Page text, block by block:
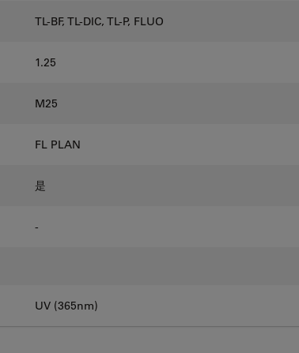
TL-BF, TL-DIC, TL-P, FLUO
1.25
M25
FL PLAN
是
-
UV (365nm)